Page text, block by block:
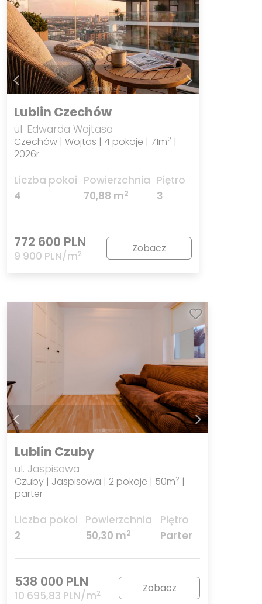
Lublin Czechów
ul. Edwarda Wojtasa
Czechów | Wojtas | 4 pokoje | 71m2 |
2026r.
Liczba pokoi
4
Powierzchnia
70,88 m2
Piętro
3
772 600 PLN
9 900 PLN/m2 Zobacz
Lublin Czuby
ul. Jaspisowa
Czuby | Jaspisowa | 2 pokoje | 50m2 |
parter
Liczba pokoi
2
Powierzchnia
50,30 m2
Piętro
Parter
538 000 PLN
10 695,83 PLN/m2 Zobacz